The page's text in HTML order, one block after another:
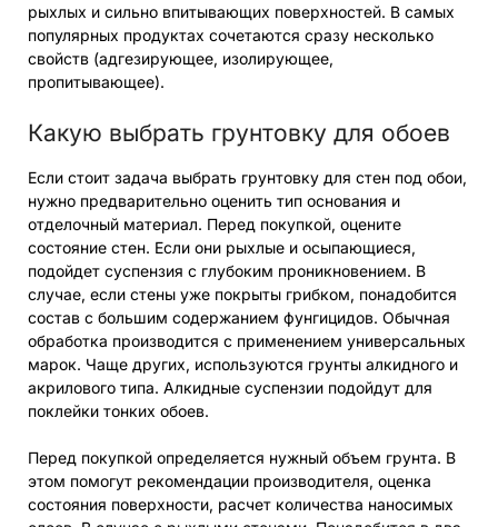
рыхлых и сильно впитывающих поверхностей. В самых
популярных продуктах сочетаются сразу несколько
свойств (адгезирующее, изолирующее,
пропитывающее).
Какую выбрать грунтовку для обоев
Если стоит задача выбрать грунтовку для стен под обои,
нужно предварительно оценить тип основания и
отделочный материал. Перед покупкой, оцените
состояние стен. Если они рыхлые и осыпающиеся,
подойдет суспензия с глубоким проникновением. В
случае, если стены уже покрыты грибком, понадобится
состав с большим содержанием фунгицидов. Обычная
обработка производится с применением универсальных
марок. Чаще других, используются грунты алкидного и
акрилового типа. Алкидные суспензии подойдут для
поклейки тонких обоев.
Перед покупкой определяется нужный объем грунта. В
этом помогут рекомендации производителя, оценка
состояния поверхности, расчет количества наносимых